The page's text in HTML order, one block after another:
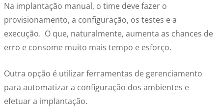
Na implantação manual, o time deve fazer o
provisionamento, a configuração, os testes e a
execução. O que, naturalmente, aumenta as chances de
erro e consome muito mais tempo e esforço.
Outra opção é utilizar ferramentas de gerenciamento
para automatizar a configuração dos ambientes e
efetuar a implantação.